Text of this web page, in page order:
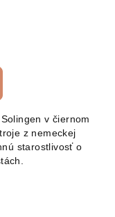
v čiernom
z nemeckej
starostlivosť o